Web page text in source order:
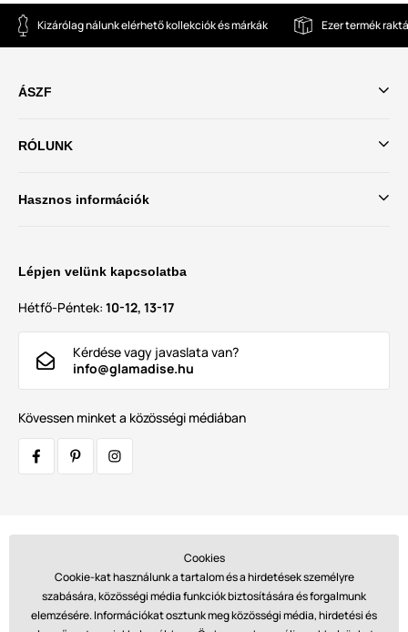
Kizárólag nálunk elérhető kollekciók és márkák Ezer termék
ÁSZF
RÓLUNK
Hasznos információk
Lépjen velünk kapcsolatba
Hétfő-Péntek: 10-12, 13-17
Kérdése vagy javaslata van?
info@glamadise.hu
Kövessen minket a közösségi médiában
Fizetések:
Cookies
Cookie-kat használunk a tartalom és a hirdetések személyre
szabására, közösségi média funkciók biztosítására és forgalmunk
elemzésére. Információkat osztunk meg közösségi média, hirdetési és